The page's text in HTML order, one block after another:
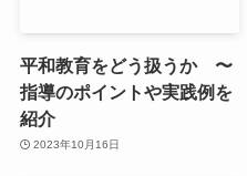
平和教育をどう扱うか 〜
指導のポイントや実践例を
紹介
2023年10月16日